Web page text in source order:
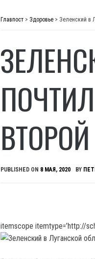
Главпост > Здоровье > Зеленский в
PUBLISHED ON 8 МАЯ, 2020 BY
itemscope itemtype=’http://